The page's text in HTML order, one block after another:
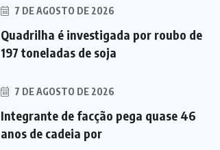
7 DE AGOSTO DE 2026
Quadrilha é investigada por roubo de
197 toneladas de soja
7 DE AGOSTO DE 2026
Integrante de facção pega quase 46
anos de cadeia por